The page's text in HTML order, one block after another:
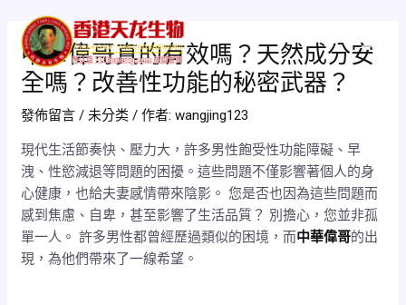
中華偉哥真的有效嗎？天然成分安
全嗎？改善性功能的秘密武器？
發佈留言 / 未分类 / 作者:wangjing123
現代生活節奏快、壓力大，許多男性飽受性功能障礙、早
洩、性慾減退等問題的困擾。這些問題不僅影響著個人的身
心健康，也給夫妻感情帶來陰影。 您是否也因為這些問題而
感到焦慮、自卑，甚至影響了生活品質？ 別擔心，您並非孤
單一人。 許多男性都曾經歷過類似的困境，而中華偉哥的出
現，為他們帶來了一線希望。
navigation